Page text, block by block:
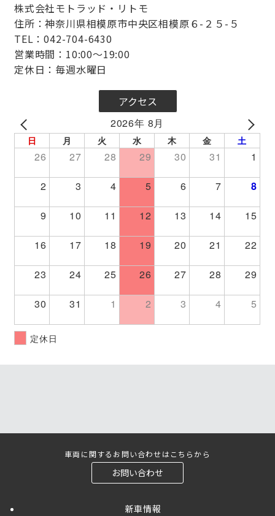
株式会社モトラッド・リトモ
住所：神奈川県相模原市中央区相模原６-２５-５
TEL：042-704-6430
営業時間：10:00～19:00
定休日：毎週水曜日
アクセス
2026年 8月
日 月 火 水 木 金 土
26 27 28 29 30 31 1
2 3 4 5 6 7 8
9 10 11 12 13 14 15
16 17 18 19 20 21 22
23 24 25 26 27 28 29
30 31 1 2 3 4 5
定休日
車両に関するお問い合わせはこちらから
お問い合わせ
新車情報